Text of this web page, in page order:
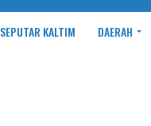
SEPUTAR KALTIM DAERAH